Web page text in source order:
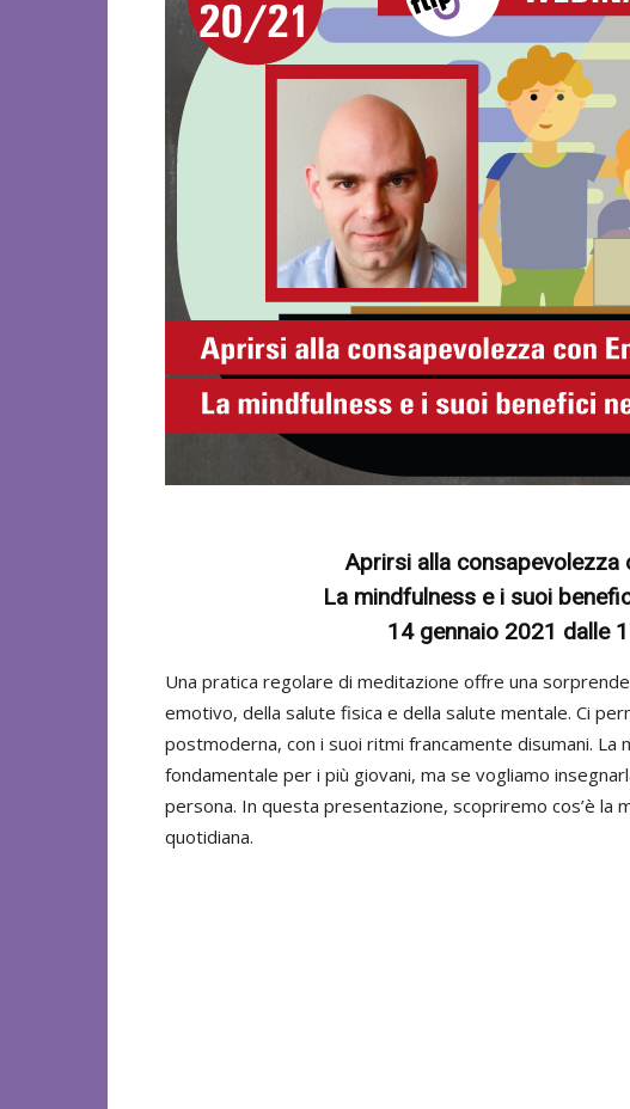
Aprirsi alla consapevolezza
La mindfulness e i suoi
14 gennaio 2021 dalle
Una pratica regolare di meditazione offre una
emotivo, della salute fisica e della salute mentale. Ci
postmoderna, con i suoi ritmi francamente disumani.
fondamentale per i più giovani, ma se vogliamo
persona. In questa presentazione, scopriremo cos’è la
quotidiana.